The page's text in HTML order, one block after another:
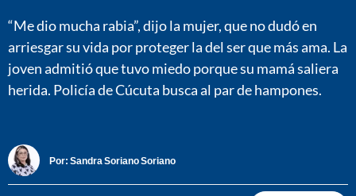
“Me dio mucha rabia”, dijo la mujer, que no dudó en
arriesgar su vida por proteger la del ser que más ama. La
joven admitió que tuvo miedo porque su mamá saliera
herida. Policía de Cúcuta busca al par de hampones.
Por: Sandra Soriano Soriano